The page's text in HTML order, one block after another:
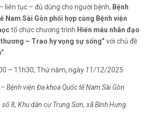
liên tục – đủ dùng cho người bệnh, Bệnh
Nam Sài Gòn phối hợp cùng Bệnh viện
tổ chức chương trình Hiến máu nhân đạo
– Trao hy vọng sự sống” với chủ đề
– 11h30, Thứ năm, ngày 11/12/2025
Bệnh viện Đa khoa Quốc tế Nam Sài Gòn
8, Khu dân cư Trung Sơn, xã Bình Hưng.